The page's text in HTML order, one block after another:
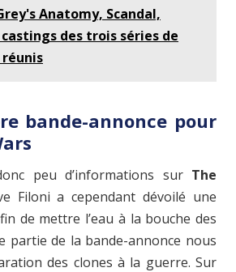
Anatomy, Scandal,
castings des trois séries de
réunis
bande-annonce pour
peu d’informations sur The
Filoni a cependant dévoilé une
de mettre l’eau à la bouche des
partie de la bande-annonce nous
des clones à la guerre. Sur